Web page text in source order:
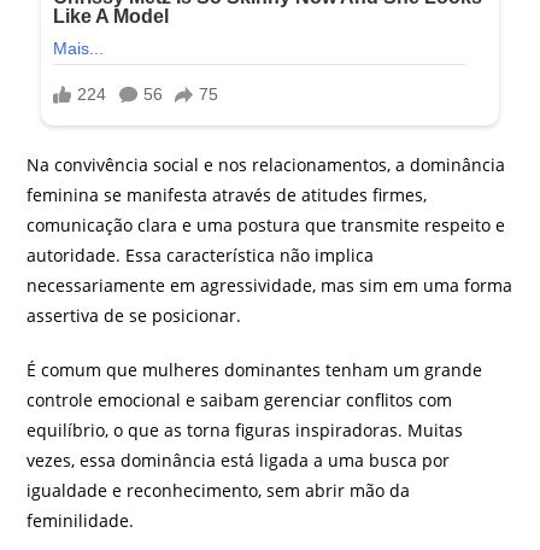
Na convivência social e nos relacionamentos, a dominância
feminina se manifesta através de atitudes firmes,
comunicação clara e uma postura que transmite respeito e
autoridade. Essa característica não implica
necessariamente em agressividade, mas sim em uma forma
assertiva de se posicionar.
É comum que mulheres dominantes tenham um grande
controle emocional e saibam gerenciar conflitos com
equilíbrio, o que as torna figuras inspiradoras. Muitas
vezes, essa dominância está ligada a uma busca por
igualdade e reconhecimento, sem abrir mão da
feminilidade.